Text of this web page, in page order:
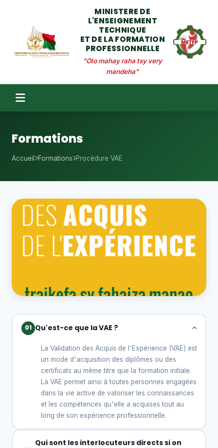
MINISTERE DE
L'ENSEIGNEMENT
TECHNIQUE
ET DE LA FORMATION
PROFESSIONNELLE
"Olo mahay raha tsy very
mandeha"
Formations
Accueil Formations Procédure VAE
01 Qu'est-ce que la VAE ?
La Validation des Acquis de l'Expérience (VAE) est
un mode d'acquisition des diplômes ou des
certificats au même titre que la formation initiale.
La VAE permet ainsi à toutes personnes engagées
dans la vie active de valoriser les connaissances
et les compétences qu'elle a acquises tout au
long de son expérience professionnelle.
Qui sont les interlocuteurs directs si on